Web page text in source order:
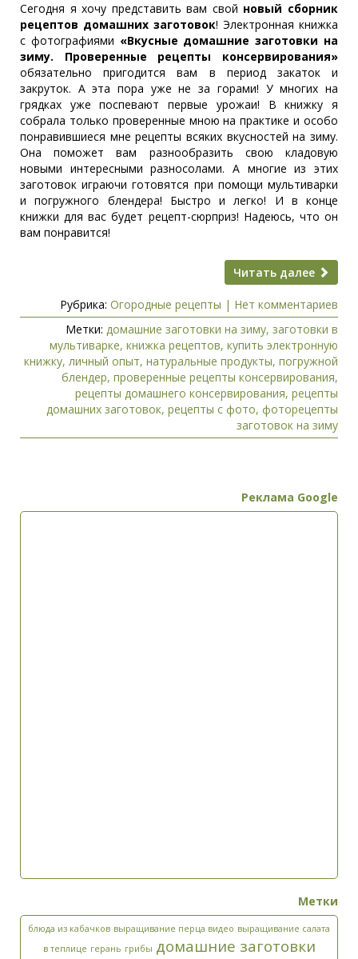
Сегодня я хочу представить вам свой новый сборник
рецептов домашних заготовок! Электронная книжка
с фотографиями «Вкусные домашние заготовки на
зиму. Проверенные рецепты консервирования»
обязательно пригодится вам в период закаток и
закруток. А эта пора уже не за горами! У многих на
грядках уже поспевают первые урожаи! В книжку я
собрала только проверенные мною на практике и особо
понравившиеся мне рецепты всяких вкусностей на зиму.
Она поможет вам разнообразить свою кладовую
новыми интересными разносолами. А многие из этих
заготовок играючи готовятся при помощи мультиварки
и погружного блендера! Быстро и легко! И в конце
книжки для вас будет рецепт-сюрприз! Надеюсь, что он
вам понравится!
Читать далее
Рубрика: Огородные рецепты | Нет комментариев
Метки: домашние заготовки на зиму, заготовки в
мультиварке, книжка рецептов, купить электронную
книжку, личный опыт, натуральные продукты, погружной
блендер, проверенные рецепты консервирования,
рецепты домашнего консервирования, рецепты
домашних заготовок, рецепты с фото, фоторецепты
заготовок на зиму
Реклама Google
Метки
блюда из кабачков выращивание перца видео выращивание салата
в теплице герань грибы домашние заготовки